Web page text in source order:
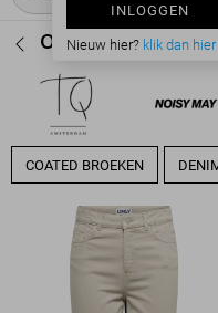
INLOGGEN
Nieuw hier? klik dan hier
ONLY LANGE
COATED BROEKEN